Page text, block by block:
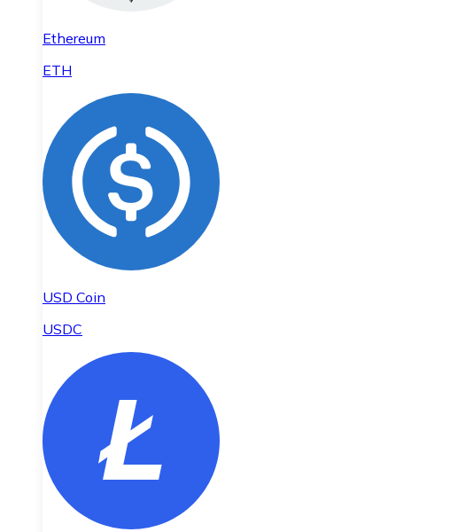
Ethereum
ETH
USD Coin
USDC